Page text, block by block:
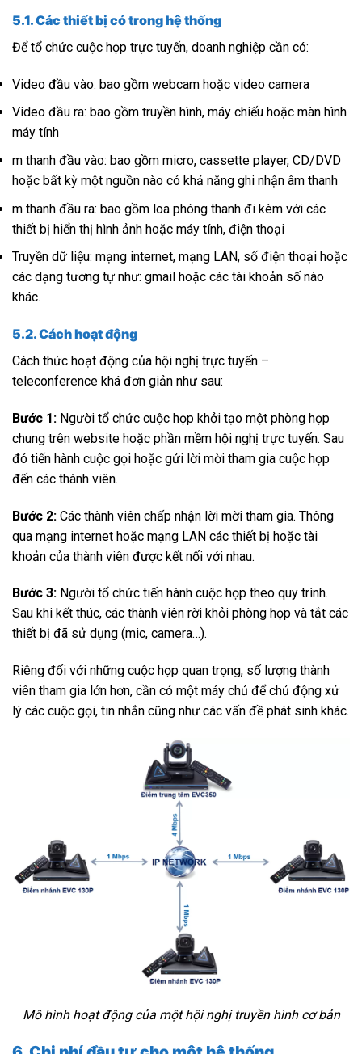
5.1. Các thiết bị có trong hệ thống
Để tổ chức cuộc họp trực tuyến, doanh nghiệp cần có:
Video đầu vào: bao gồm webcam hoặc video camera
Video đầu ra: bao gồm truyền hình, máy chiếu hoặc màn hình
máy tính
m thanh đầu vào: bao gồm micro, cassette player, CD/DVD
hoặc bất kỳ một nguồn nào có khả năng ghi nhận âm thanh
m thanh đầu ra: bao gồm loa phóng thanh đi kèm với các
thiết bị hiển thị hình ảnh hoặc máy tính, điện thoại
Truyền dữ liệu: mạng internet, mạng LAN, số điện thoại hoặc
các dạng tương tự như: gmail hoặc các tài khoản số nào
khác.
5.2. Cách hoạt động
Cách thức hoạt động của hội nghị trực tuyến –
teleconference khá đơn giản như sau:
Bước 1: Người tổ chức cuộc họp khởi tạo một phòng họp
chung trên website hoặc phần mềm hội nghị trực tuyến. Sau
đó tiến hành cuộc gọi hoặc gửi lời mời tham gia cuộc họp
đến các thành viên.
Bước 2: Các thành viên chấp nhận lời mời tham gia. Thông
qua mạng internet hoặc mạng LAN các thiết bị hoặc tài
khoản của thành viên được kết nối với nhau.
Bước 3: Người tổ chức tiến hành cuộc họp theo quy trình.
Sau khi kết thúc, các thành viên rời khỏi phòng họp và tắt các
thiết bị đã sử dụng (mic, camera…).
Riêng đối với những cuộc họp quan trọng, số lượng thành
viên tham gia lớn hơn, cần có một máy chủ để chủ động xử
lý các cuộc gọi, tin nhắn cũng như các vấn đề phát sinh khác.
Mô hình hoạt động của một hội nghị truyền hình cơ bản